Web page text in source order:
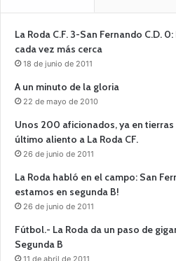
La Roda C.F. 3-San Fernando C.D.
cada vez más cerca
18 de junio de 2011
A un minuto de la gloria
22 de mayo de 2010
Unos 200 aficionados, ya en
último aliento a La Roda CF.
26 de junio de 2011
La Roda habló en el campo: San
estamos en segunda B!
26 de junio de 2011
Fútbol.- La Roda da un paso de
Segunda B
11 de abril de 2011